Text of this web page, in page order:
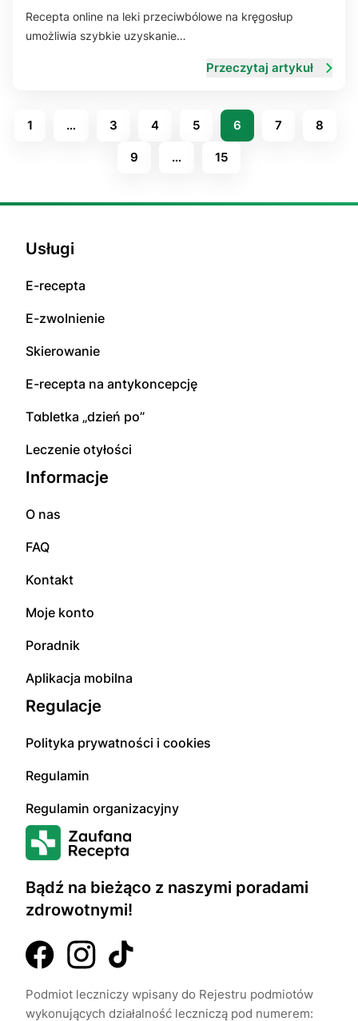
Recepta online na leki przeciwbólowe na kręgosłup
umożliwia szybkie uzyskanie…
Przeczytaj artykuł
1 … 3 4 5 6 7 8
9 … 15
Bądź na bieżąco z naszymi poradami
zdrowotnymi!
Podmiot leczniczy wpisany do Rejestru podmiotów
wykonujących działalność leczniczą pod numerem:
Usługi
E-rесерta
E-zwоInіenіе
Skierowanie
E-rесерta na аntуkоnсерсję
Tɑbletka „dzień po”
Leczenie otyłości
Informacje
O nas
FAQ
Kontakt
Moje konto
Poradnik
Aplikacja mobilna
Regulacje
Polityka prywatności i cookies
Regulamin
Regulamin organizacyjny